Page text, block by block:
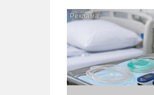
Сложившаяся
означает
уязвимости
перед Китаем.